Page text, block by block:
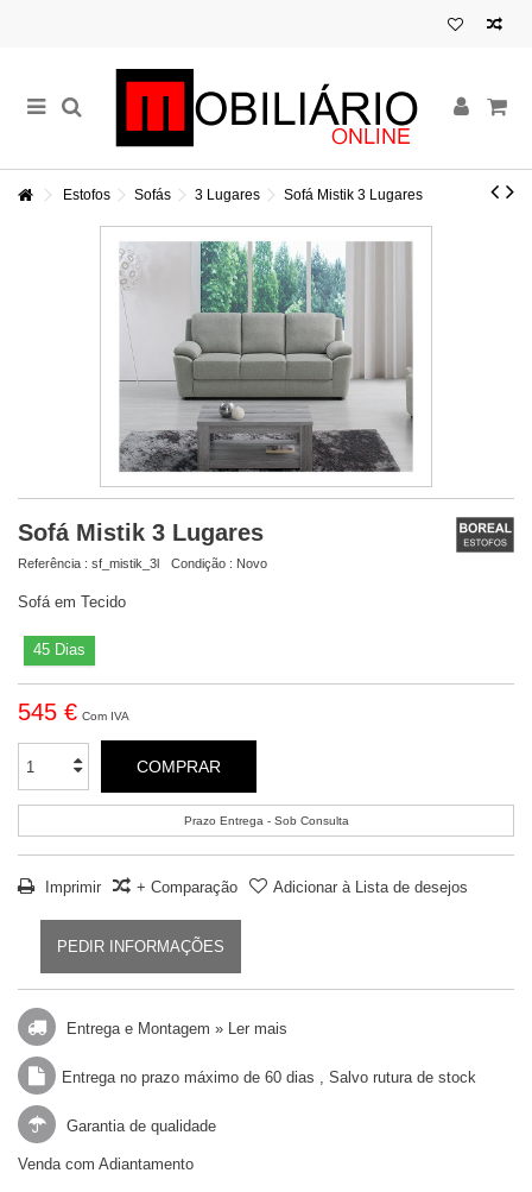
Estofos Sofás 3 Lugares Sofá Mistik 3 Lugares
Sofá Mistik 3 Lugares
Referência : sf_mistik_3l Condição : Novo
Sofá em Tecido
45 Dias
545 € Com IVA
COMPRAR
Prazo Entrega - Sob Consulta
Imprimir + Comparação Adicionar à Lista de desejos
PEDIR INFORMAÇÕES
Entrega e Montagem » Ler mais
Entrega no prazo máximo de 60 dias , Salvo rutura de stock
Garantia de qualidade
Venda com Adiantamento